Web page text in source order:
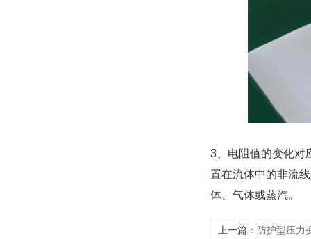
3、电阻值的变化对
置在流体中的非流
体、气体或蒸汽。
上一篇： 防护型压力